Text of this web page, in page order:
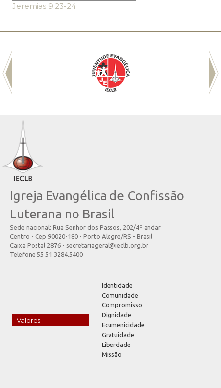
Jeremias 9.23-24
Igreja Evangélica de Confissão
Luterana no Brasil
Sede nacional: Rua Senhor dos Passos, 202/4º andar
Centro - Cep 90020-180 - Porto Alegre/RS - Brasil
Caixa Postal 2876 - secretariageral@ieclb.org.br
Telefone 55 51 3284.5400
Valores
Identidade
Comunidade
Compromisso
Dignidade
Ecumenicidade
Gratuidade
Liberdade
Missão